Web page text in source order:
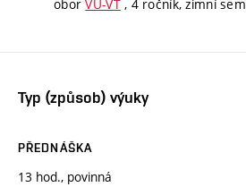
oborVU-VT, 4 ročník, zimní
Typ (způsob) výuky
PŘEDNÁŠKA
13 hod., povinná